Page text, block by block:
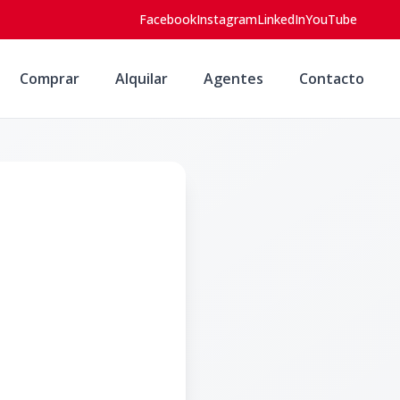
FacebookInstagramLinkedInYouTube
Comprar Alquilar Agentes Contacto